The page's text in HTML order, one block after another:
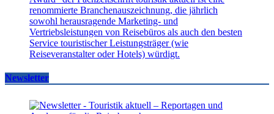
Newsletter